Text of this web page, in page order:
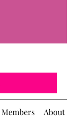
Members About